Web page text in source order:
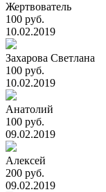
Жертвователь
100 руб.
10.02.2019
Захарова Светлана
100 руб.
10.02.2019
Анатолий
100 руб.
09.02.2019
Алексей
200 руб.
09.02.2019